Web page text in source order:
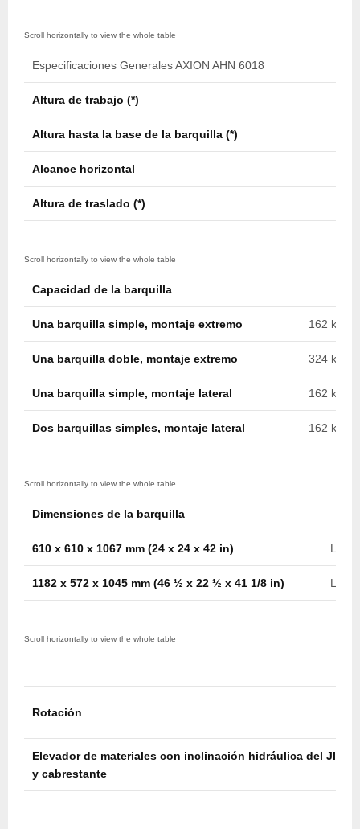
Especificaciones Generales AXION AHN 6018
Altura de trabajo (*)
Altura hasta la base de la barquilla (*)
Alcance horizontal
Altura de traslado (*)
Capacidad de la barquilla
Una barquilla simple, montaje extremo 162 kg
Una barquilla doble, montaje extremo 324 kg
Una barquilla simple, montaje lateral 162 kg
Dos barquillas simples, montaje lateral 162 kg c/
Dimensiones de la barquilla
610 x 610 x 1067 mm (24 x 24 x 42 in)
1182 x 572 x 1045 mm (46 ½ x 22 ½ x 41 1/8 in)
Rotación
Elevador de materiales con inclinación hidráulica del JIB
y cabrestante